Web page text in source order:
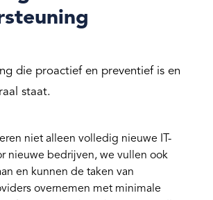
die proactief en preventief is en
staat.
niet alleen volledig nieuwe IT-
nieuwe bedrijven, we vullen ook
en kunnen de taken van
overnemen met minimale